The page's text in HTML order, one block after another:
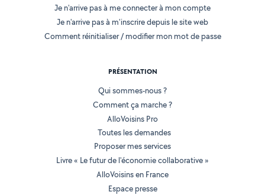
Je n'arrive pas à me connecter à mon compte
Je n'arrive pas à m'inscrire depuis le site web
Comment réinitialiser / modifier mon mot de passe
PRÉSENTATION
Qui sommes-nous ?
Comment ça marche ?
AlloVoisins Pro
Toutes les demandes
Proposer mes services
Livre « Le futur de l'économie collaborative »
AlloVoisins en France
Espace presse